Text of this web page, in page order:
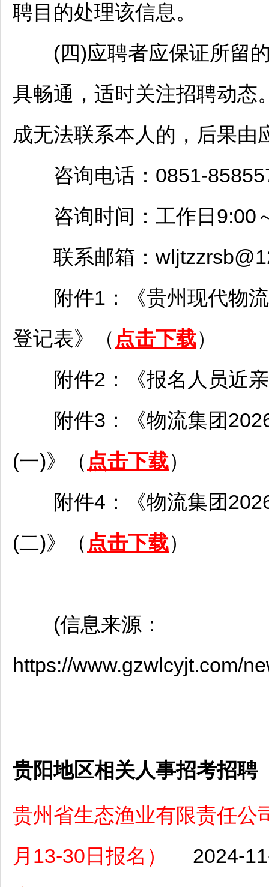
聘目的处理该信息。
(四)应聘者应保证所留的
具畅通，适时关注招聘动态
成无法联系本人的，后果由
咨询电话：0851-
咨询时间：工作日9:00
联系邮箱：
附件1：《贵州现代物流
登记表》（ 点击下载）
附件2：《报名人员近亲
附件3：《物流集团
(一)》（ 点击下载）
附件4：《物流集团
(二)》（ 点击下载）
(信息来源：
https://www.gzwlcyjt.com/
贵阳地区相关人事招考招聘
贵州省生态渔业有限责任公
月13-30日报名）
2024-